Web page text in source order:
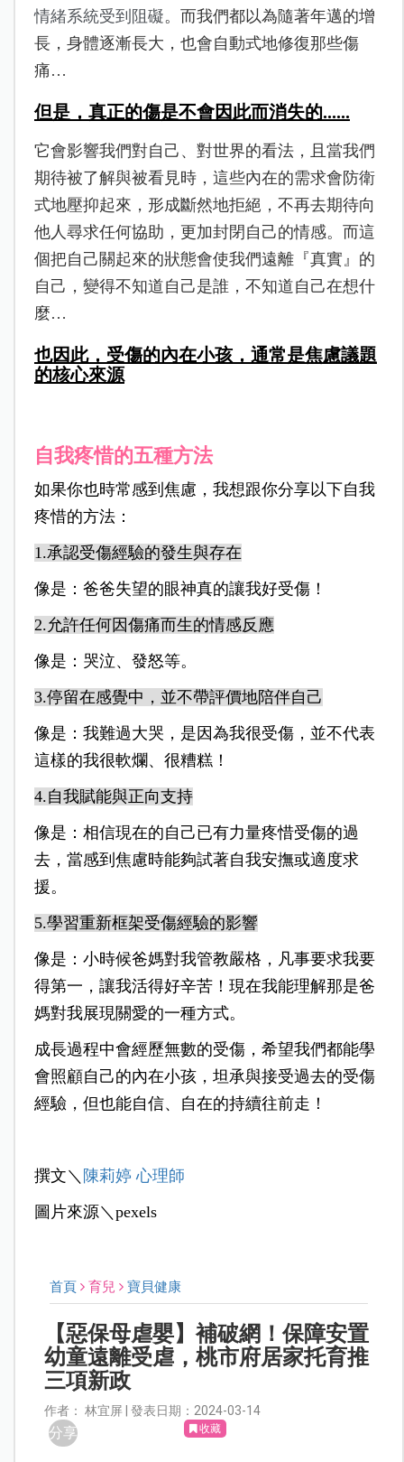
情緒系統受到阻礙。而我們都以為隨著年邁的增
長，身體逐漸長大，也會自動式地修復那些傷
痛…
但是，真正的傷是不會因此而消失的......
它會影響我們對自己、對世界的看法，且當我們
期待被了解與被看見時，這些內在的需求會防衛
式地壓抑起來，形成斷然地拒絕，不再去期待向
他人尋求任何協助，更加封閉自己的情感。而這
個把自己關起來的狀態會使我們遠離『真實』的
自己，變得不知道自己是誰，不知道自己在想什
麼…
也因此，受傷的內在小孩，通常是焦慮議題
的核心來源
自我疼惜的五種方法
如果你也時常感到焦慮，我想跟你分享以下自我
疼惜的方法：
1.承認受傷經驗的發生與存在
像是：爸爸失望的眼神真的讓我好受傷！
2.允許任何因傷痛而生的情感反應
像是：哭泣、發怒等。
3.停留在感覺中，並不帶評價地陪伴自己
像是：我難過大哭，是因為我很受傷，並不代表
這樣的我很軟爛、很糟糕！
4.自我賦能與正向支持
像是：相信現在的自己已有力量疼惜受傷的過
去，當感到焦慮時能夠試著自我安撫或適度求
援。
5.學習重新框架受傷經驗的影響
像是：小時候爸媽對我管教嚴格，凡事要求我要
得第一，讓我活得好辛苦！現在我能理解那是爸
媽對我展現關愛的一種方式。
成長過程中會經歷無數的受傷，希望我們都能學
會照顧自己的內在小孩，坦承與接受過去的受傷
經驗，但也能自信、自在的持續往前走！
撰文＼ 陳莉婷 心理師
圖片來源＼pexels
首頁 育兒 寶貝健康
【惡保母虐嬰】補破網！保障安置
幼童遠離受虐，桃市府居家托育推
三項新政
作者： 林宜屏 | 發表日期：2024-03-14
分享 收藏